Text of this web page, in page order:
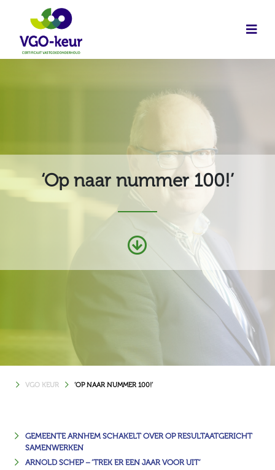
‘Op naar nummer 100!’
VGO KEUR ‘OP NAAR NUMMER 100!’
GEMEENTE ARNHEM SCHAKELT OVER OP RESULTAATGERICHT
SAMENWERKEN
ARNOLD SCHEP – ‘TREK ER EEN JAAR VOOR UIT’